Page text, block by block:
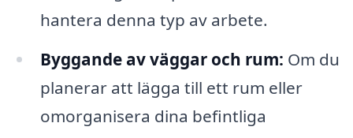
hantera denna typ av arbete.
Byggande av väggar och rum: Om du
planerar att lägga till ett rum eller
omorganisera dina befintliga